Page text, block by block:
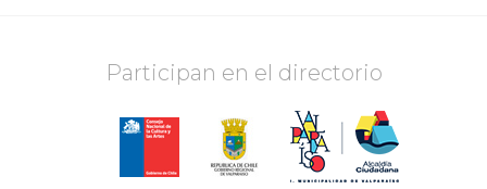
Participan en el directorio